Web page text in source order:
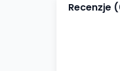
Recenzje (